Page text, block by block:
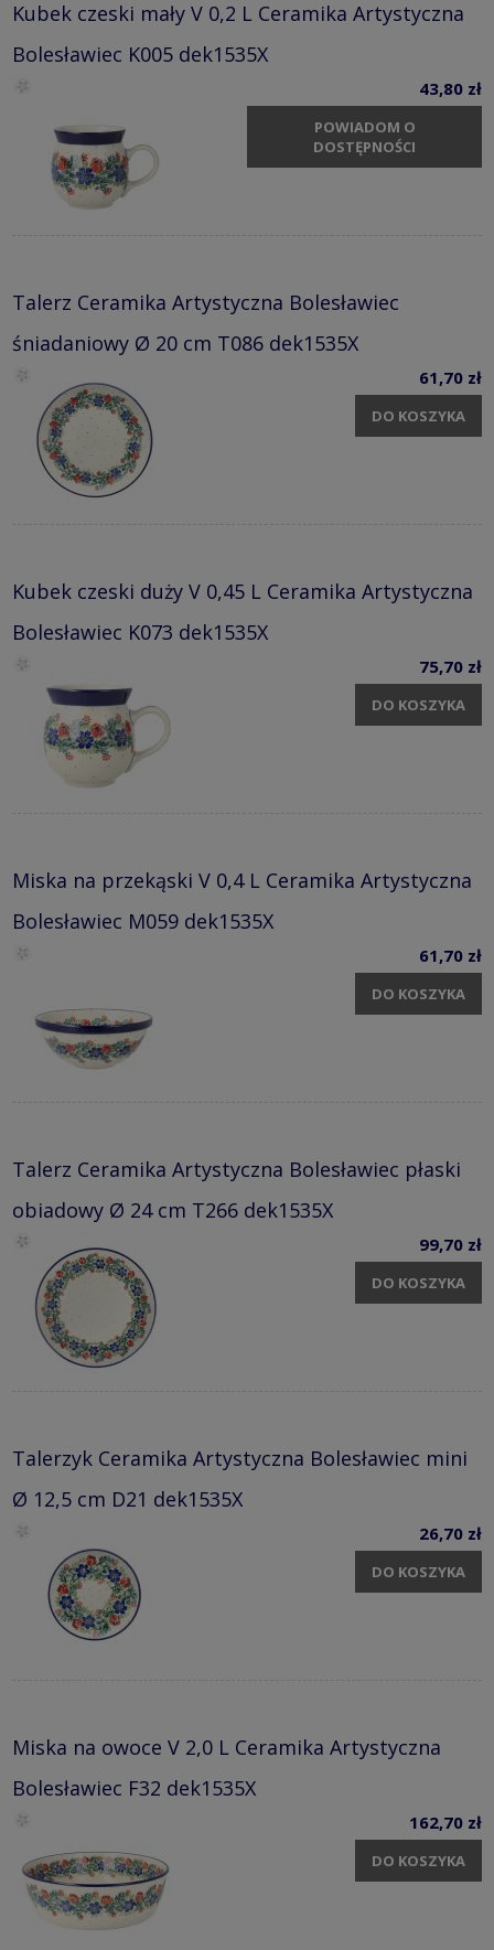
Kubek czeski mały V 0,2 L Ceramika Artystyczna
Bolesławiec K005 dek1535X
43,80 zł
POWIADOM O
DOSTĘPNOŚCI
Talerz Ceramika Artystyczna Bolesławiec
śniadaniowy Ø 20 cm T086 dek1535X
61,70 zł
DO KOSZYKA
Kubek czeski duży V 0,45 L Ceramika Artystyczna
Bolesławiec K073 dek1535X
75,70 zł
DO KOSZYKA
Miska na przekąski V 0,4 L Ceramika Artystyczna
Bolesławiec M059 dek1535X
61,70 zł
DO KOSZYKA
Talerz Ceramika Artystyczna Bolesławiec płaski
obiadowy Ø 24 cm T266 dek1535X
99,70 zł
DO KOSZYKA
Talerzyk Ceramika Artystyczna Bolesławiec mini
Ø 12,5 cm D21 dek1535X
26,70 zł
DO KOSZYKA
Miska na owoce V 2,0 L Ceramika Artystyczna
Bolesławiec F32 dek1535X
162,70 zł
DO KOSZYKA